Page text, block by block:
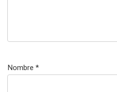
Nombre *